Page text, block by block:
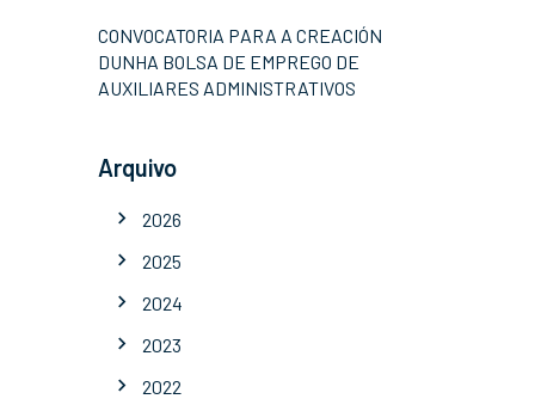
CONVOCATORIA PARA A CREACIÓN
DUNHA BOLSA DE EMPREGO DE
AUXILIARES ADMINISTRATIVOS
Arquivo
2026
2025
2024
2023
2022